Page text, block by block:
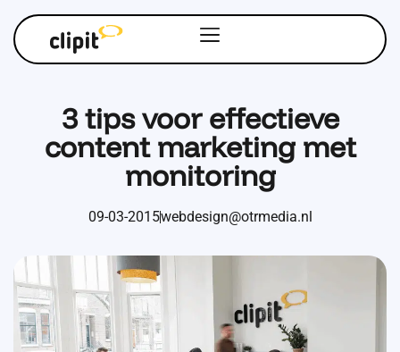
3 tips voor effectieve
content marketing met
monitoring
09-03-2015webdesign@otrmedia.nl